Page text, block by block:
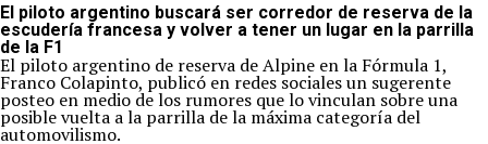
El piloto argentino buscará ser corredor de reserva de la
escudería francesa y volver a tener un lugar en la parrilla
de la F1
El piloto argentino de reserva de Alpine en la Fórmula 1,
Franco Colapinto, publicó en redes sociales un sugerente
posteo en medio de los rumores que lo vinculan sobre una
posible vuelta a la parrilla de la máxima categoría del
automovilismo.